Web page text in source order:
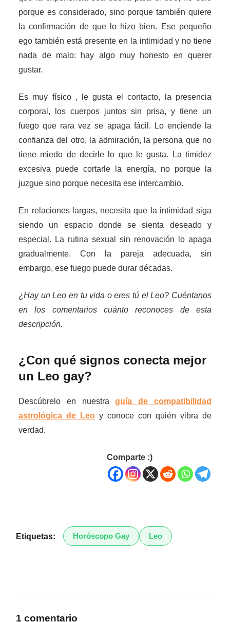
porque es considerado, sino porque también quiere
la confirmación de que lo hizo bien. Ese pequeño
ego también está presente en la intimidad y no tiene
nada de malo: hay algo muy honesto en querer
gustar.
Es muy físico , le gusta el contacto, la presencia
corporal, los cuerpos juntos sin prisa, y tiene un
fuego que rara vez se apaga fácil. Lo enciende la
confianza del otro, la admiración, la persona que no
tiene miedo de decirle lo que le gusta. La timidez
excesiva puede cortarle la energía, no porque la
juzgue sino porque necesita ese intercambio.
En relaciones largas, necesita que la intimidad siga
siendo un espacio donde se sienta deseado y
especial. La rutina sexual sin renovación lo apaga
gradualmente. Con la pareja adecuada, sin
embargo, ese fuego puede durar décadas.
¿Hay un Leo en tu vida o eres tú el Leo? Cuéntanos
en los comentarios cuánto reconoces de esta
descripción.
¿Con qué signos conecta mejor
un Leo gay?
Descúbrelo en nuestraguía de compatibilidad
astrológica de Leo y conoce con quién vibra de
verdad.
Comparte :)
Etiquetas: Horóscopo Gay Leo
1 comentario